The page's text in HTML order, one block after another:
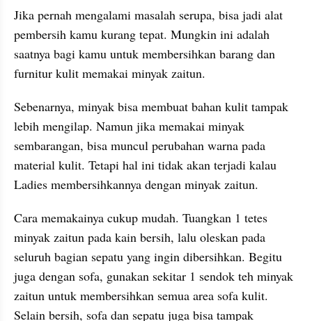
Jika pernah mengalami masalah serupa, bisa jadi alat
pembersih kamu kurang tepat. Mungkin ini adalah
saatnya bagi kamu untuk membersihkan barang dan
furnitur kulit memakai minyak zaitun.
Sebenarnya, minyak bisa membuat bahan kulit tampak
lebih mengilap. Namun jika memakai minyak
sembarangan, bisa muncul perubahan warna pada
material kulit. Tetapi hal ini tidak akan terjadi kalau
Ladies membersihkannya dengan minyak zaitun.
Cara memakainya cukup mudah. Tuangkan 1 tetes
minyak zaitun pada kain bersih, lalu oleskan pada
seluruh bagian sepatu yang ingin dibersihkan. Begitu
juga dengan sofa, gunakan sekitar 1 sendok teh minyak
zaitun untuk membersihkan semua area sofa kulit.
Selain bersih, sofa dan sepatu juga bisa tampak